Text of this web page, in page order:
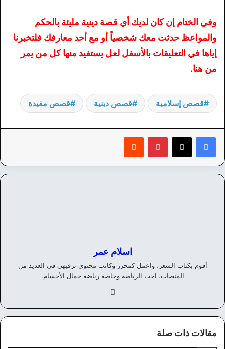
وفي الختام إن كان لديك أي قصة دينية مليئة بالحكم
والمواعظ حدثت معك شخصياً أو مع أحد معارفك فلتخبرنا
إياها في التعليقات بالأسفل لعل يستفيد منها كل من يمر
من هنا.
قصص إسلامية قصص دينية قصص مفيدة
بينتيريست
اسلام عمر
أقوم بكتاب الشعر، واعمل كمحرر وكاتب محتوي ترفيهي في العديد من
المنصات، احب الرياضة وخاصة رياضة جمال الأجسام.
وك
مقالات ذات صلة